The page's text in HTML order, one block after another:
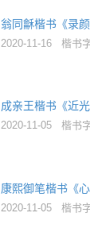
翁同龢楷书《录
2020-11-16 楷书
成亲王楷书《近
2020-11-05 楷书
康熙御笔楷书《
2020-11-05 楷书